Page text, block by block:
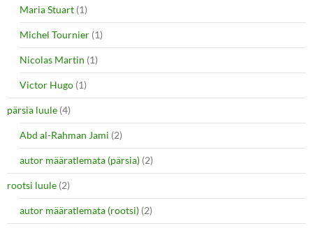
Maria Stuart (1)
Michel Tournier (1)
Nicolas Martin (1)
Victor Hugo (1)
pärsia luule (4)
Abd al-Rahman Jami (2)
autor määratlemata (pärsia) (2)
rootsi luule (2)
autor määratlemata (rootsi) (2)